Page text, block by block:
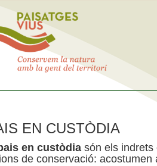
EN CUSTÒDIA
en custòdia són els indrets
de conservació: